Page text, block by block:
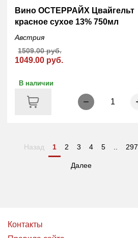
Вино ОСТЕРРАЙХ Цвайгельт
красное сухое 13% 750мл
Австрия
1049.00 руб.
1509.00 руб.
В наличии
1
Назад 1 2 3 4 5 297
Далее
Контакты